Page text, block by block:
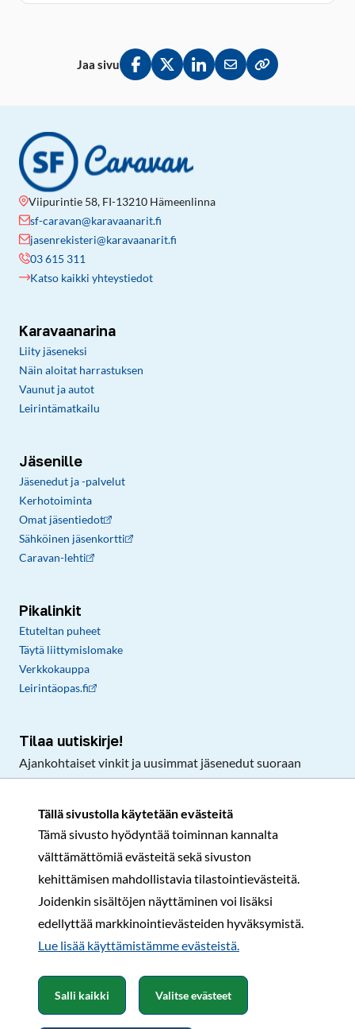
Tällä sivustolla käytetään evästeitä
Tämä sivusto hyödyntää toiminnan kannalta
välttämättömiä evästeitä sekä sivuston
kehittämisen mahdollistavia tilastointievästeitä.
Joidenkin sisältöjen näyttäminen voi lisäksi
edellyttää markkinointievästeiden hyväksymistä.
Lue lisää käyttämistämme evästeistä.​​​​​​
Salli kaikki Valitse evästeet
Jaa sivu
Jaa Facebookissa
Jaa Twitterissä
Jaa LinkedInissä
Jaa sähköpostitse
Kopioi linkki
Viipurintie 58, FI-13210 Hämeenlinna
sf-caravan@karavaanarit.fi
jasenrekisteri@karavaanarit.fi
03 615 311
Katso kaikki yhteystiedot
Karavaanarina
Liity jäseneksi
Näin aloitat harrastuksen
Vaunut ja autot
Leirintämatkailu
Jäsenille
Jäsenedut ja -palvelut
Kerhotoiminta
Omat jäsentiedot
Sähköinen jäsenkortti
Caravan-lehti
Pikalinkit
Etuteltan puheet
Täytä liittymislomake
Verkkokauppa
Leirintäopas.fi
Tilaa uutiskirje!
Ajankohtaiset vinkit ja uusimmat jäsenedut suoraan
Rekisteri- ja tietosuojaselosteSopimusehdot